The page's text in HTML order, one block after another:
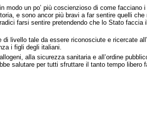
un po’ più coscienzioso di come facciano
e sono ancor più bravi a far sentire quelli che
farsi sentire pretendendo che lo Stato faccia
livello tale da essere riconosciute e ricercate
i figli degli italiani.
alla sicurezza sanitaria e all’ordine
salutare per tutti sfruttare il tanto tempo libero